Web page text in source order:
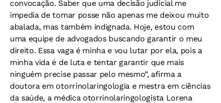
convocação. Saber que uma decisão judicial me
impedia de tomar posse não apenas me deixou muito
abalada, mas também indignada. Hoje, estou com
uma equipe de advogados buscando garantir o meu
direito. Essa vaga é minha e vou lutar por ela, pois a
minha vida é de luta e tentar garantir que mais
ninguém precise passar pelo mesmo”, afirma a
doutora em otorrinolaringologia e mestra em ciências
da saúde, a médica otorrinolaringologista Lorena